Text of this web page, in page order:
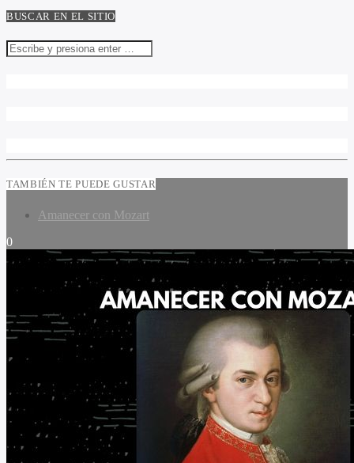
BUSCAR EN EL SITIO
TAMBIÉN TE PUEDE GUSTAR
Amanecer con Mozart
0